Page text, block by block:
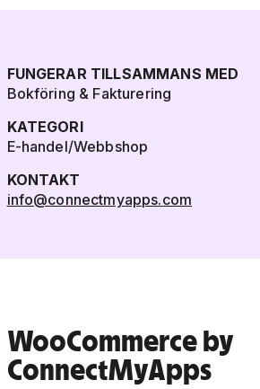
FUNGERAR TILLSAMMANS MED
Bokföring & Fakturering
KATEGORI
E-handel/Webbshop
KONTAKT
info@connectmyapps.com
WooCommerce by
ConnectMyApps